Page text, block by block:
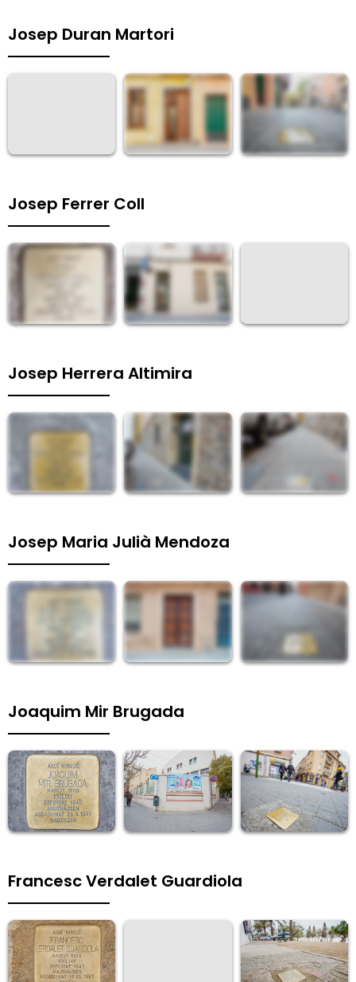
Josep Duran Martori
Josep Ferrer Coll
Josep Herrera Altimira
Josep Maria Julià Mendoza
Joaquim Mir Brugada
Francesc Verdalet Guardiola